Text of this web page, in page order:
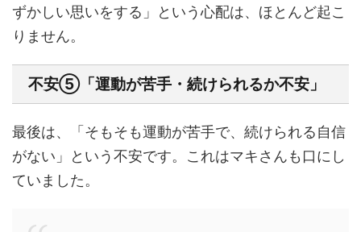
ずかしい思いをする」という心配は、ほとんど起こ
りません。
不安⑤「運動が苦手・続けられるか不安」
最後は、「そもそも運動が苦手で、続けられる自信
がない」という不安です。これはマキさんも口にし
ていました。